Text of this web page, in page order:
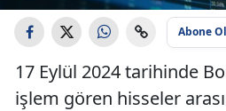
Abone Ol
17 Eylül 2024 tarihinde
işlem gören hisseler